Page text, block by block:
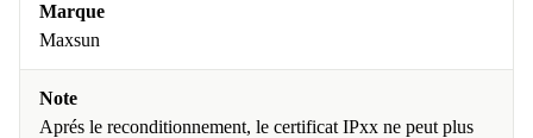
Marque
Maxsun
Note
Aprés le reconditionnement, le certificat IPxx ne peut plus